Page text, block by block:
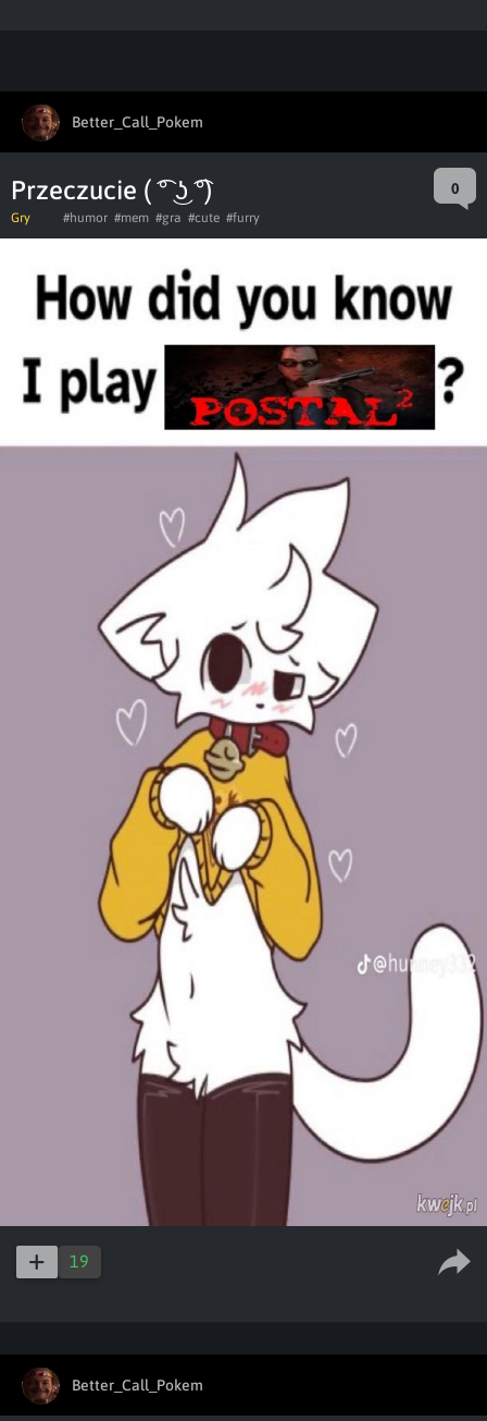
Better_Call_Pokem
Przeczucie ( ͡° ͜ʖ ͡°) 0
Gry #humor #mem #gra #cute #furry
19
Better_Call_Pokem